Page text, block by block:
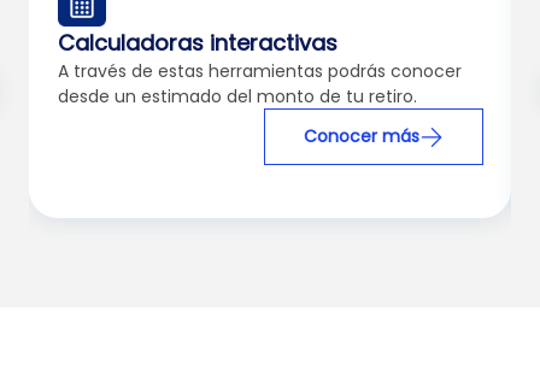
Calculadoras interactivas
A través de estas herramientas podrás conocer
desde un estimado del monto de tu retiro.
Conocer más